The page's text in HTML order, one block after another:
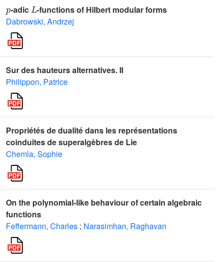
-adic
-functions of Hilbert modular forms
Dabrowski, Andrzej
Sur des hauteurs alternatives. II
Philippon, Patrice
Propriétés de dualité dans les représentations
coinduites de superalgèbres de Lie
Chemla, Sophie
On the polynomial-like behaviour of certain algebraic
functions
Feffermann, Charles ; Narasimhan, Raghavan